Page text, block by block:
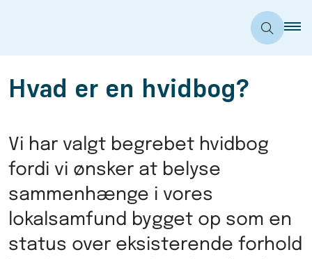
Hvad er en hvidbog?
Vi har valgt begrebet hvidbog
fordi vi ønsker at belyse
sammenhænge i vores
lokalsamfund bygget op som en
status over eksisterende forhold